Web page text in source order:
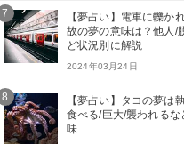
7
【夢占い】電車に轢か
故の夢の意味は？他人/
ど状況別に解説
2024年03月24日
8
【夢占い】タコの夢は
食べる/巨大/襲われるな
味